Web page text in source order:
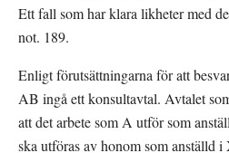
Ett fall som har klara likheter med
not. 189.
Enligt förutsättningarna för att
AB ingå ett konsultavtal. Avtalet
att det arbete som A utför som
ska utföras av honom som anställd